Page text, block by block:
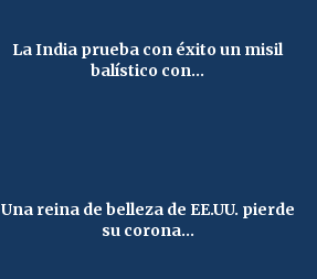
La India prueba con éxito un misil
balístico con...
Una reina de belleza de EE.UU. pierde
su corona...